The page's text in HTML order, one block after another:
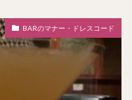
BARのマナー・ドレスコード